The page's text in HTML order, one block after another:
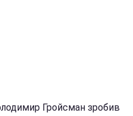
Гройсман зробив